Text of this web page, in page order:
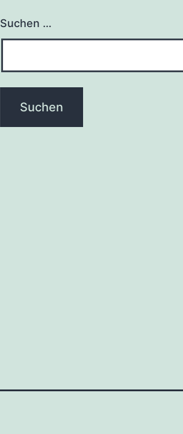
Suchen …